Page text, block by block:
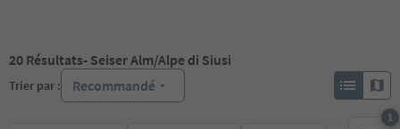
20 Résultats- Seiser Alm/Alpe di Siusi
Trier par : Recommandé
1